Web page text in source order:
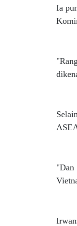
Ia